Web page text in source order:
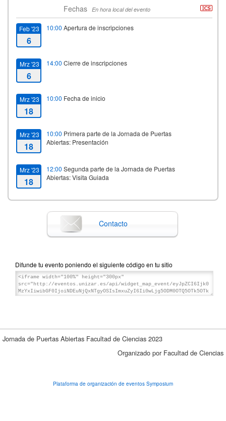
Fechas En hora local del evento
Feb '23
6
10:00 Apertura de inscripciones
Mrz '23
6
14:00 Cierre de inscripciones
Mrz '23
18
10:00 Fecha de inicio
Mrz '23
18
10:00 Primera parte de la Jornada de Puertas
Abiertas: Presentación
Mrz '23
18
12:00 Segunda parte de la Jornada de Puertas
Abiertas: Visita Guiada
Contacto
Difunde tu evento poniendo el siguiente código en tu sitio
Jornada de Puertas Abiertas Facultad de Ciencias 2023
Organizado por Facultad de Ciencias
Plataforma de organización de eventos Symposium